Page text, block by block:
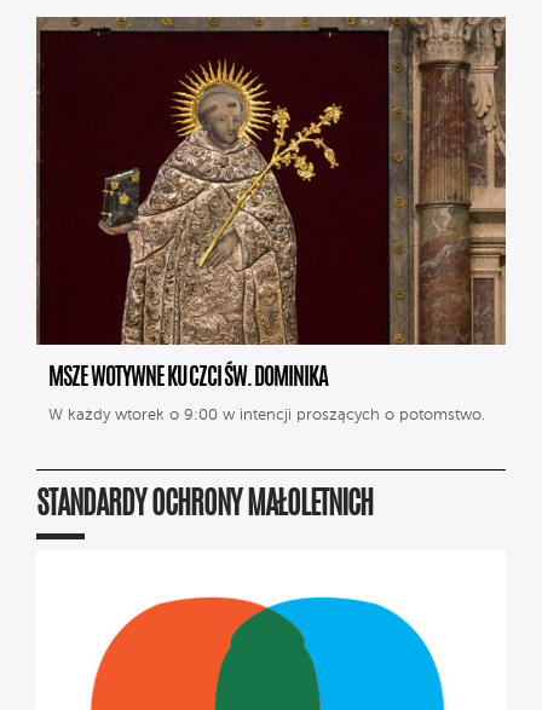
MSZE WOTYWNE KU CZCI ŚW. DOMINIKA
W każdy wtorek o 9:00 w intencji proszących o potomstwo.
STANDARDY OCHRONY MAŁOLETNICH